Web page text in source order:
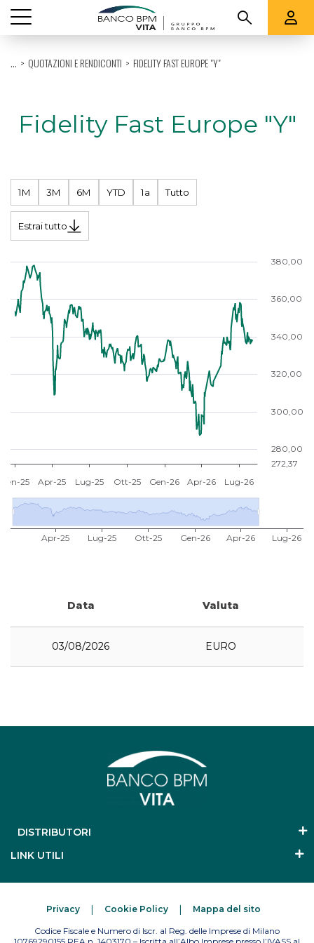
PRODOTTI
SUPPORTO
... QUOTAZIONI E RENDICONTI FIDELITY FAST EUROPE "Y"
Fidelity Fast Europe "Y"
1M 3M 6M YTD 1a Tutto
Estrai tutto
Data Valuta
03/08/2026 EURO
DISTRIBUTORI
LINK UTILI
Codice Fiscale e Numero di Iscr. al Reg. delle Imprese di Milano
Privacy Cookie Policy Mappa del sito